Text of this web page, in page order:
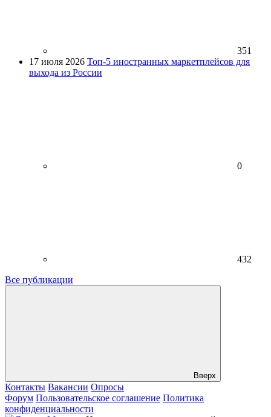
351
17 июля 2026 Топ-5 иностранных маркетплейсов для
выхода из России
0
432
Все публикации
Вверх
Контакты Вакансии Опросы
Форум Пользовательское соглашение Политика
конфиденциальности